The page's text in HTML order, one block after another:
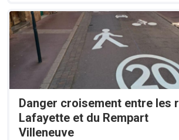
Danger croisement entre les
Lafayette et du Rempart
Villeneuve